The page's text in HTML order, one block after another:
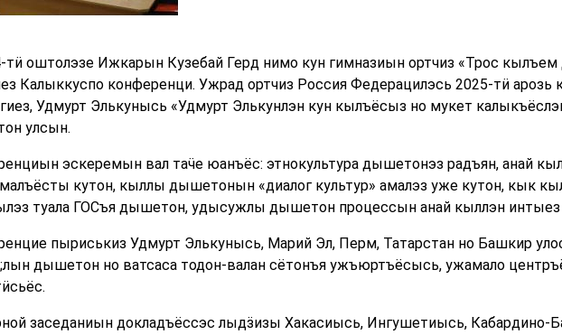
тӥ оштолэзе Ижкарын Кузебай Герд нимо кун гимназиын ортчиз «Трос
Калыккуспо конференци. Ужрад ортчиз Россия Федерацилэсь 2025-тӥ арозь
Удмурт Элькунысь «Удмурт Элькунлэн кун кылъёсыз но мукет
улсын.
эскеремын вал таӵе юанъёс: этнокультура дышетонэз радъян, анай
кутон, кыллы дышетонын «диалог культур» амалэз уже кутон, кык
туала ГОСъя дышетон, удысужлы дышетон процессын анай кыллэн
пыриськиз Удмурт Элькунысь, Марий Эл, Перм, Татарстан но Башкир
дышетон но ватсаса тодон-валан сётонъя ужъюртъёсысь, ужамало
заседаниын докладъёссэс лыдӟизы Хакасиысь, Ингушетиысь,